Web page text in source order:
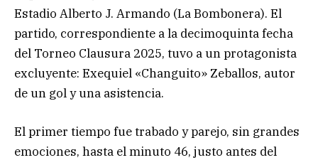
Estadio Alberto J. Armando (La Bombonera). El
partido, correspondiente a la decimoquinta fecha
del Torneo Clausura 2025, tuvo a un protagonista
excluyente: Exequiel «Changuito» Zeballos, autor
de un gol y una asistencia.
El primer tiempo fue trabado y parejo, sin grandes
emociones, hasta el minuto 46, justo antes del